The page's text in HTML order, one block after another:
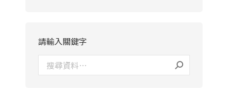
請輸入關鍵字